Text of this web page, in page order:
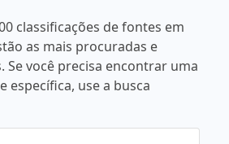
classificações de fontes em
as mais procuradas e
Se você precisa encontrar uma
específica, use a busca